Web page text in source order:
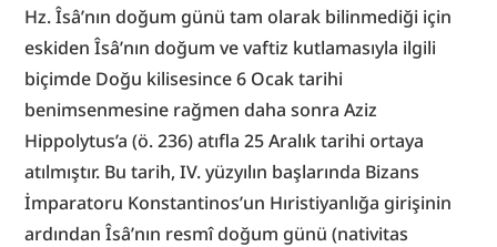
Hz. Îsâ’nın doğum günü tam olarak bilinmediği için
eskiden Îsâ’nın doğum ve vaftiz kutlamasıyla ilgili
biçimde Doğu kilisesince 6 Ocak tarihi
benimsenmesine rağmen daha sonra Aziz
Hippolytus’a (ö. 236) atıfla 25 Aralık tarihi ortaya
atılmıştır. Bu tarih, IV. yüzyılın başlarında Bizans
İmparatoru Konstantinos’un Hıristiyanlığa girişinin
ardından Îsâ’nın resmî doğum günü (nativitas